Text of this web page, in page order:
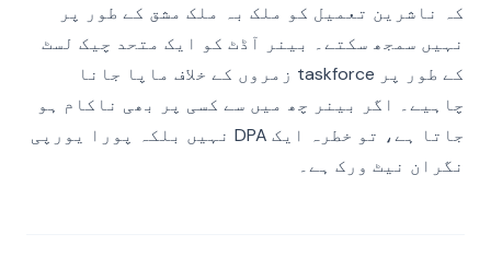
کہ ناشرین تعمیل کو ملک بہ ملک مشق کے طور پر
نہیں سمجھ سکتے۔ بینر آڈٹ کو ایک متحد چیک لسٹ
کے طور پر taskforce زمروں کے خلاف ماپا جانا
چاہیے۔ اگر بینر چھ میں سے کسی پر بھی ناکام ہو
جاتا ہے، تو خطرہ ایک DPA نہیں بلکہ پورا یورپی
نگران نیٹ ورک ہے۔